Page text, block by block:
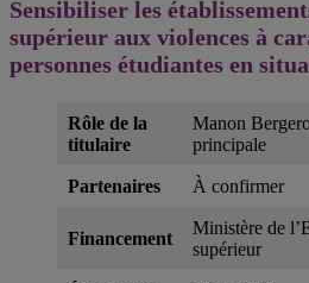
Sensibiliser les
supérieur aux violences à
personnes étudiantes en
Rôle de la
titulaire
Manon
principale
Partenaires À confirmer
Financement
Ministère de
supérieur